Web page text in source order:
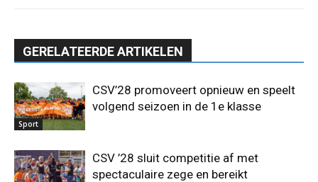
GERELATEERDE ARTIKELEN
Sport
CSV’28 promoveert opnieuw en speelt
volgend seizoen in de 1e klasse
CSV ’28 sluit competitie af met
spectaculaire zege en bereikt